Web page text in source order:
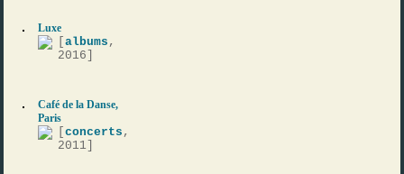
Luxe
[albums ,
2016]
Café de la Danse,
Paris
[concerts ,
2011]